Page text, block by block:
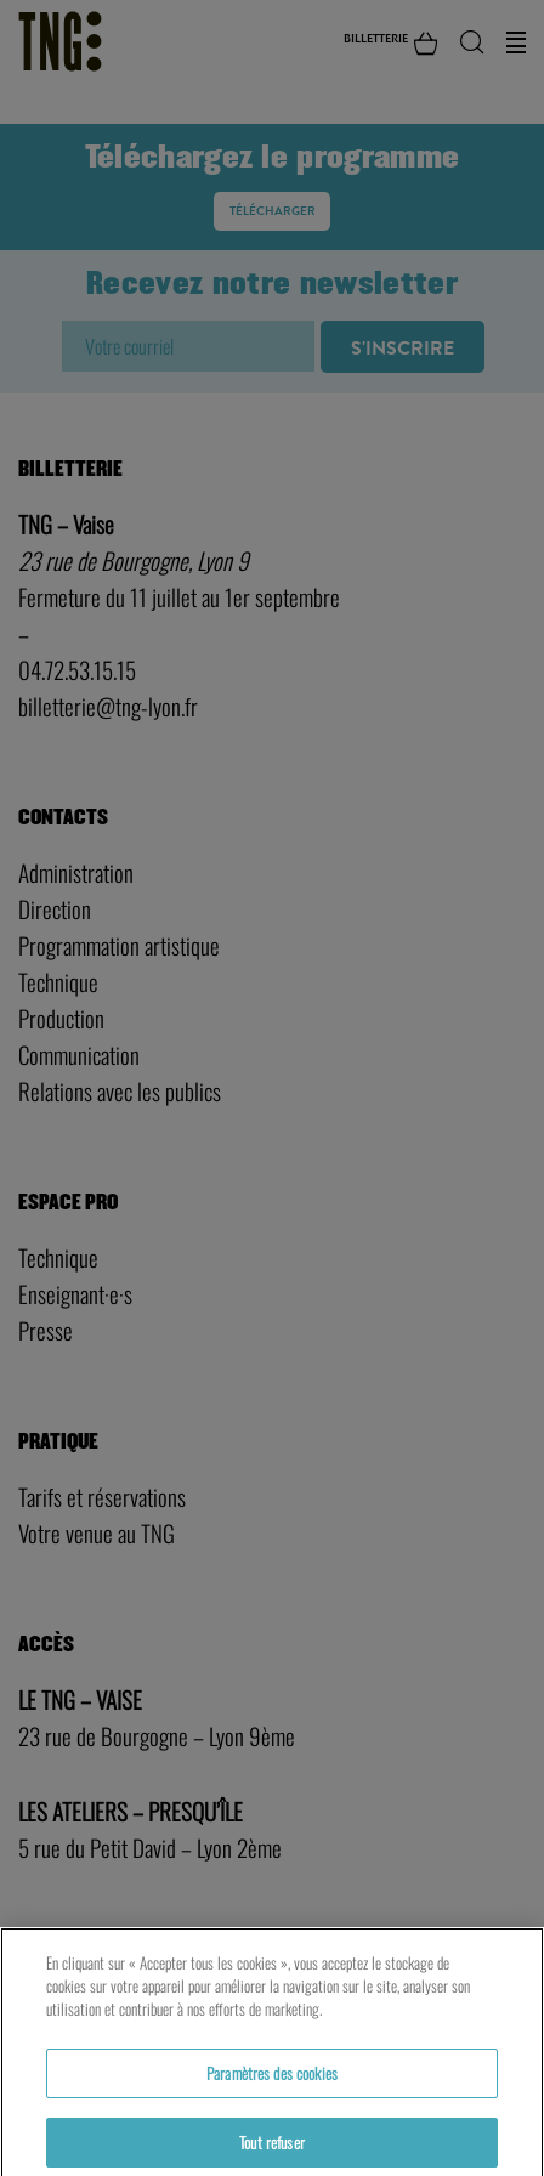
BILLETTERIE
Téléchargez le programme
TÉLÉCHARGER
Recevez notre newsletter
BILLETTERIE
TNG – Vaise
23 rue de Bourgogne, Lyon 9
Fermeture du 11 juillet au 1er septembre
–
04.72.53.15.15
billetterie@tng-lyon.fr
CONTACTS
Administration
Direction
Programmation artistique
Technique
Production
Communication
Relations avec les publics
ESPACE PRO
Technique
Enseignant·e·s
Presse
PRATIQUE
Tarifs et réservations
Votre venue au TNG
ACCÈS
LE TNG – VAISE
23 rue de Bourgogne – Lyon 9ème
LES ATELIERS – PRESQU’ÎLE
5 rue du Petit David – Lyon 2ème
En cliquant sur « Accepter tous les cookies », vous acceptez le stockage de
cookies sur votre appareil pour améliorer la navigation sur le site, analyser son
utilisation et contribuer à nos efforts de marketing.
Paramètres des cookies
Tout refuser